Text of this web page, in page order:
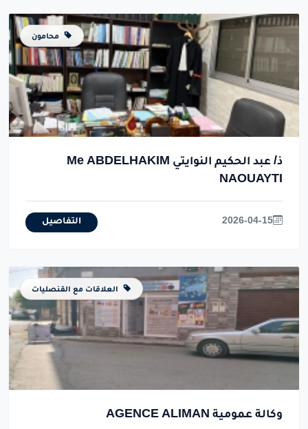
محامون
ذ/ عبد الحكيم النوايتي Me ABDELHAKIM
NAOUAYTI
2026-04-15 التفاصيل
العلاقات مع القنصليات
وكالة عمومية AGENCE ALIMAN